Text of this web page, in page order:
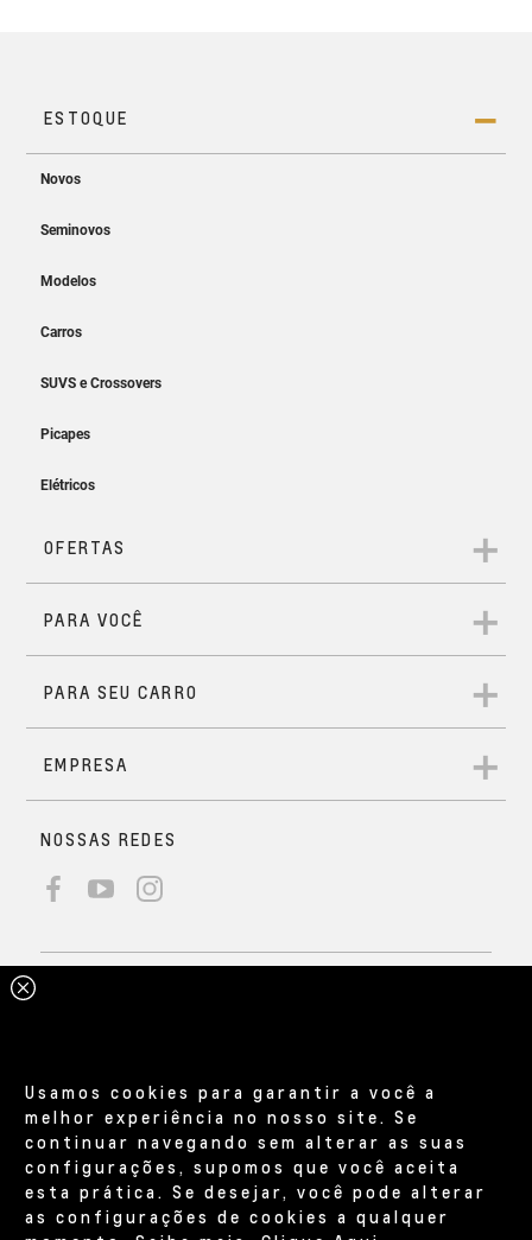
Usamos cookies para garantir a você a
melhor experiência no nosso site. Se
continuar navegando sem alterar as suas
configurações, supomos que você aceita
esta prática. Se desejar, você pode alterar
as configurações de cookies a qualquer